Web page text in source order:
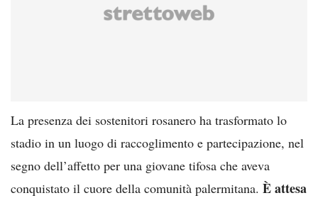
La presenza dei sostenitori rosanero ha trasformato lo
stadio in un luogo di raccoglimento e partecipazione, nel
segno dell’affetto per una giovane tifosa che aveva
conquistato il cuore della comunità palermitana. È attesa